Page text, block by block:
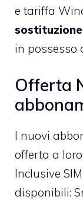
e tariffa
in possesso
Offerta
I nuovi
offerta a
Inclusive
disponibili: